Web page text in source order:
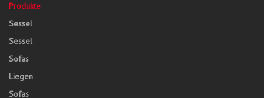
Produkte
Sessel
Sessel
Sofas
Liegen
Sofas